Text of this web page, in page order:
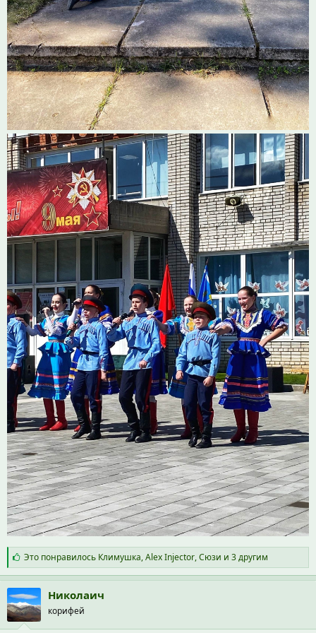
С
и
м
п
а
т
и
Это понравилось Климушка,Alex Injector,Сюзи и 3 другим
Николаич
корифей